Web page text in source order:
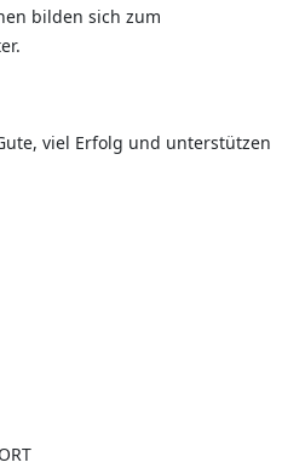
bilden sich zum
viel Erfolg und unterstützen